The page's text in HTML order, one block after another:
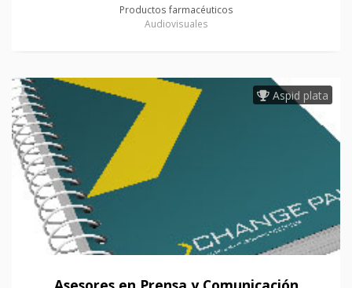
Productos farmacéuticos
Audiovisuales
Aspid plata